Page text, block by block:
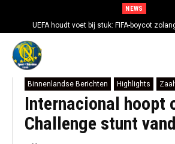
NEWS
UEFA houdt voet bij stuk: FIFA-boycot
Binnenlandse Berichten Highlights
Internacional hoopt
Challenge stunt